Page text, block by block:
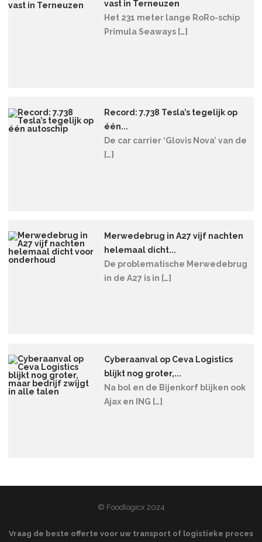
vast in Terneuzen
Het 231 meter lange RoRo-schip
Primula Seaways […]
Record: 7.738 Tesla’s tegelijk op
één...
De car carrier ‘Glovis Nova’ van de
[…]
Merwedebrug in A27 vijf nachten
helemaal dicht...
De problematische Merwedebrug
in de A27 is in […]
Cyberaanval op Ceva Logistics
blijkt nog groter,...
Na bol en de Bijenkorf blijken ook
Ajax en ING […]
© Foodlogicx 2024
Vraag de beste offerte voor uw transport of logistieke proces